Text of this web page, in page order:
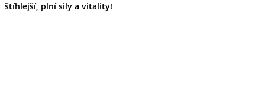
štíhlejší, plní sily a vitality!